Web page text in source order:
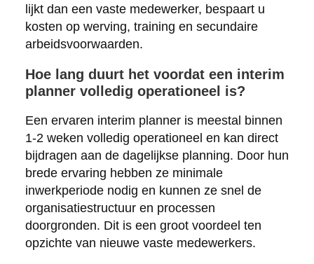
lijkt dan een vaste medewerker, bespaart u
kosten op werving, training en secundaire
arbeidsvoorwaarden.
Hoe lang duurt het voordat een interim
planner volledig operationeel is?
Een ervaren interim planner is meestal binnen
1-2 weken volledig operationeel en kan direct
bijdragen aan de dagelijkse planning. Door hun
brede ervaring hebben ze minimale
inwerkperiode nodig en kunnen ze snel de
organisatiestructuur en processen
doorgronden. Dit is een groot voordeel ten
opzichte van nieuwe vaste medewerkers.